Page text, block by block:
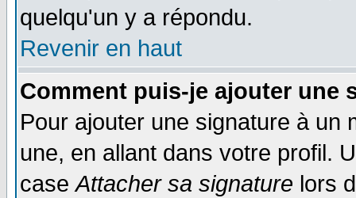
quelqu'un y a répondu.
Revenir en haut
Comment puis-je ajouter une
Pour ajouter une signature à un
une, en allant dans votre profil.
caseAttacher sa signature lors